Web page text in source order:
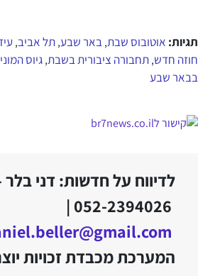
תגיות: אוטובוס שבת,באר שבע,תל אביב,
חוזה חדש,תחבורה ציבורית בשבת,גיוס
בבאר שבע
לדיווח על חדשות: דני
052-2394026 |
המערכת מכבדת זכויות